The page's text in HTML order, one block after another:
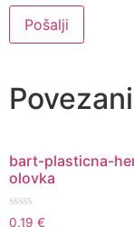
bart-plasticna-
olovka
Ocenjeno
0.19 €